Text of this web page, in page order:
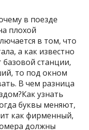
в поезде
плохой
в том, что
а как известно
базовой станции,
то под окном
В чем разница
узнать
буквы меняют,
как фирменный,
должны